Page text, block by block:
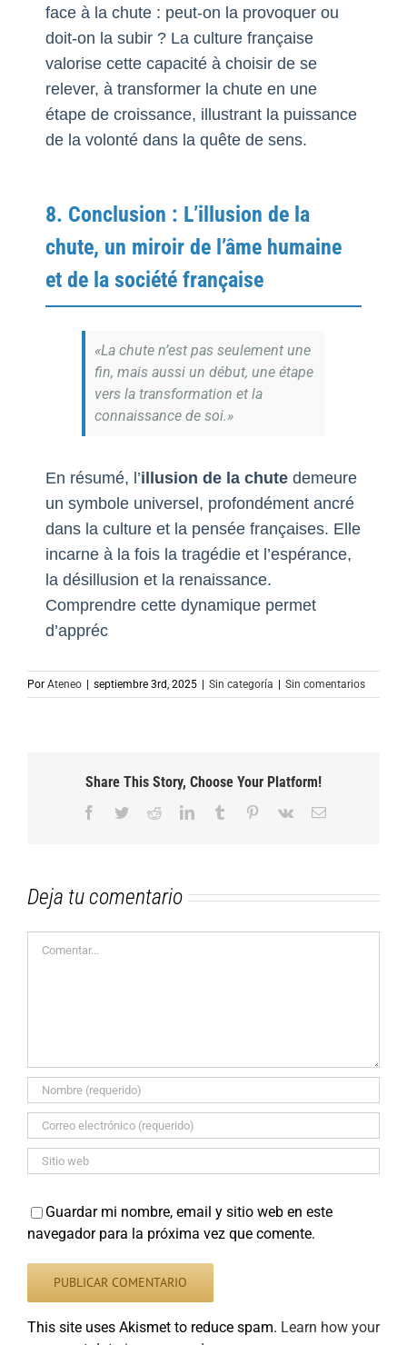
face à la chute : peut-on la provoquer ou
doit-on la subir ? La culture française
valorise cette capacité à choisir de se
relever, à transformer la chute en une
étape de croissance, illustrant la puissance
de la volonté dans la quête de sens.
8. Conclusion : L’illusion de la
chute, un miroir de l’âme humaine
et de la société française
«La chute n’est pas seulement une
fin, mais aussi un début, une étape
vers la transformation et la
connaissance de soi.»
En résumé, l’illusion de la chute demeure
un symbole universel, profondément ancré
dans la culture et la pensée françaises. Elle
incarne à la fois la tragédie et l’espérance,
la désillusion et la renaissance.
Comprendre cette dynamique permet
d’appréc
Por Ateneo septiembre 3rd, 2025 Sin categoría Sin comentarios
Share This Story, Choose Your Platform!
Facebook
TwitterRedditLinkedInTumblr Pinterest
Vk
Correo
Deja tu comentario
Guardar mi nombre, email y sitio web en este
navegador para la próxima vez que comente.
This site uses Akismet to reduce spam. Learn how your